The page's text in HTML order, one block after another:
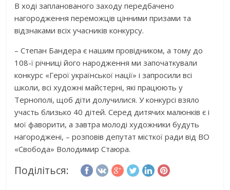
В ході запланованого заходу передбачено
нагородження переможців цінними призами та
відзнаками всіх учасників конкурсу.
– Степан Бандера є нашим провідником, а тому до
108-ї річниці його народження ми започаткували
конкурс «Герої української нації» і запросили всі
школи, всі художні майстерні, які працюють у
Тернополі, щоб діти долучилися. У конкурсі взяло
участь близько 40 дітей. Серед дитячих малюнків є і
мої фаворити, а завтра молоді художники будуть
нагороджені, – розповів депутат місткої ради від ВО
«Свобода» Володимир Стаюра.
Поділіться: